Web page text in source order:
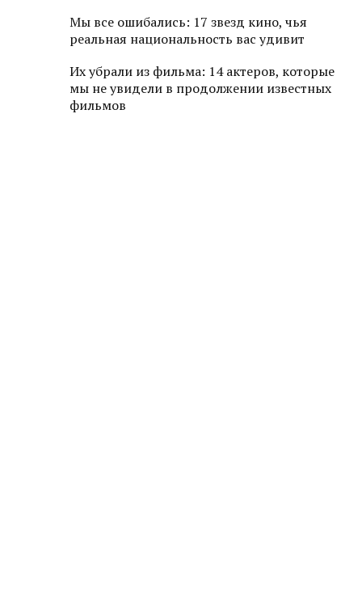
Мы все ошибались: 17 звезд кино, чья
реальная национальность вас удивит
Их убрали из фильма: 14 актеров, которые
мы не увидели в продолжении известных
фильмов